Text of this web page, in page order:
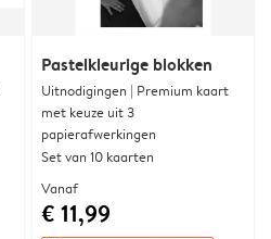
Pastelkleurige blokken
Uitnodigingen | Premium kaart
met keuze uit 3
papierafwerkingen
Set van 10 kaarten
Vanaf
€ 11,99